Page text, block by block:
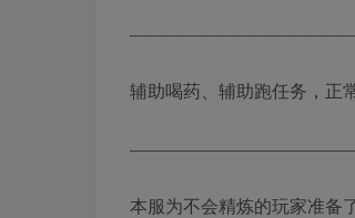
辅助喝药、辅助跑任务，正
本服为不会精炼的玩家准备